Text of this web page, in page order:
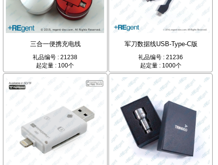
三合一便携充电线
礼品编号 : 21238
起定量 : 100个
军刀数据线USB-Type-C版
礼品编号 : 21236
起定量 : 1000个